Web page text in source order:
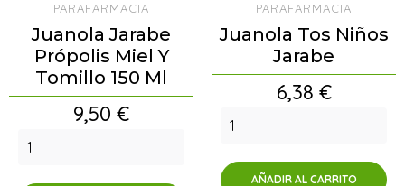
PARAFARMACIA
Juanola Jarabe
Própolis Miel Y
Tomillo 150 Ml
Precio
9,50 €
PARAFARMACIA
Juanola Tos Niños
Jarabe
Precio
6,38 €
AÑADIR AL CARRITO